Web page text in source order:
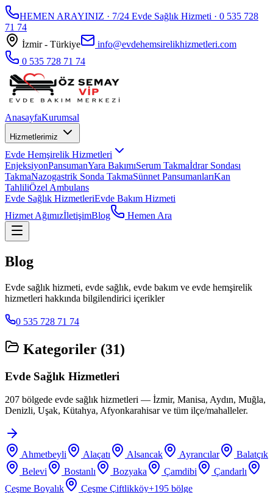
HEMEN ARAYINIZ · 7/24 Evde Sağlık Hizmeti · 0 535 728
71 74
İzmir - Türkiye
info@evdehemsirelikhizmetleri.com
0 535 728 71 74
AnasayfaKurumsal
Hizmetlerimiz
Evde Hemşirelik Hizmetleri
EnjeksiyonPansumanYara BakımıSerum Takmaİdrar Sondası
TakmaNazogastrik Sonda TakmaSünnet PansumanlarıKan
TahliliÖzel Ambulans
Evde Sağlık HizmetleriEvde Bakım Hizmeti
Hizmet AğımızİletişimBlog Hemen Ara
Blog
Evde sağlık hizmeti, evde sağlık, evde bakım ve evde hemşirelik
hizmetleri hakkında bilgilendirici içerikler
0 535 728 71 74
Kategoriler (31)
Evde Sağlık Hizmetleri
207 bölgede evde sağlık hizmetleri — İzmir, Manisa, Aydın, Muğla,
Denizli, Uşak, Kütahya, Afyonkarahisar ve tüm ilçe/mahalleler.
Ahmetbeyli Alaçatı Alsancak Ayrancılar
Balatçık
Belevi
Bostanlı Bozyaka Çamdibi
Çandarlı
Çeşme Boyalık
Çeşme Çiftlikköy+195 bölge